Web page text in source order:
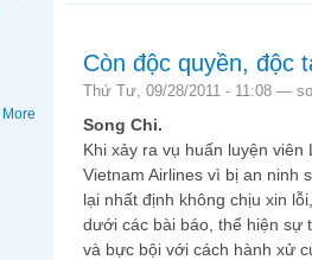
More
Còn độc quyền, độc
Thứ Tư, 09/28/2011 - 11:08 —
Song Chi.
Khi xảy ra vụ huấn luyện
Vietnam Airlines vì bị an ninh
lại nhất định không chịu xin
dưới các bài báo, thể hiện sự
và bực bội với cách hành xử